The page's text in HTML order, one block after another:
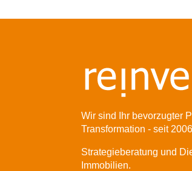
Wir sind Ihr bevorzugter
Transformation - seit 2006
Strategieberatung und
Immobilien.